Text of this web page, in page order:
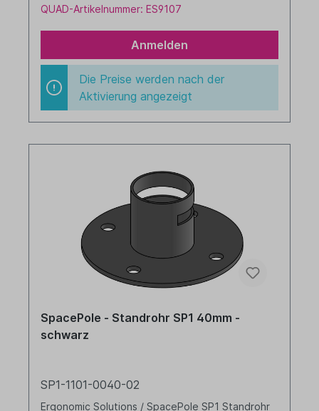
QUAD-Artikelnummer: ES9107
Anmelden
Die Preise werden nach der
Aktivierung angezeigt
SpacePole - Standrohr SP1 40mm -
schwarz
SP1-1101-0040-02
Ergonomic Solutions / SpacePole SP1 Standrohr